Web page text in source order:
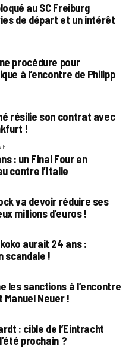
au SC Freiburg
de départ et un intérêt
procédure pour
à l’encontre de Philipp
résilie son contrat avec
!
: un Final Four en
contre l’Italie
va devoir réduire ses
millions d’euros !
aurait 24 ans :
scandale !
les sanctions à l’encontre
Manuel Neuer !
: cible de l’Eintracht
prochain ?